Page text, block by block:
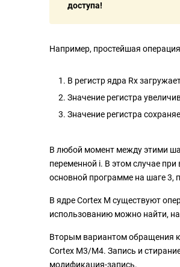
доступа!
Например, простейшая
В регистр ядра Rx
Значение регистра
Значение регистра
В любой момент между этими
переменной i. В этом случае
основной программе на шаге
В ядре Cortex M существуют
использованию можно найти,
Вторым вариантом обращения
Cortex M3/M4. Запись и
модификация-запись.